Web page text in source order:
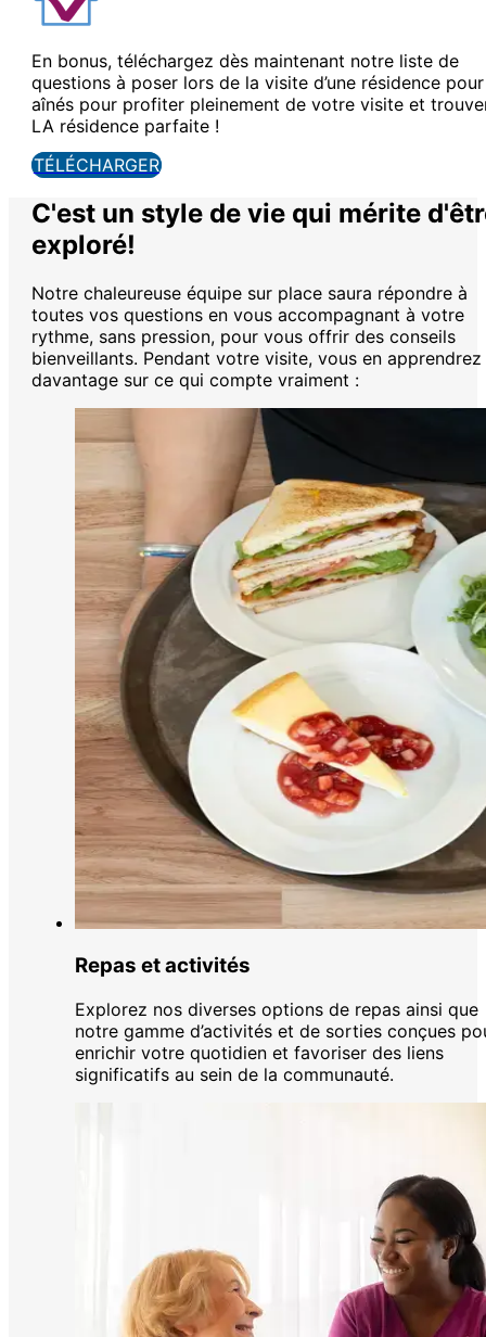
à 16
h
Le
En bonus, téléchargez dès maintenant notre liste de
questions à poser lors de la visite d’une résidence pour
aînés pour profiter pleinement de votre visite et
LA résidence parfaite !
TÉLÉCHARGER
C'est un style de vie qui mérite
exploré!
Notre chaleureuse équipe sur place saura répondre à
toutes vos questions en vous accompagnant à votre
rythme, sans pression, pour vous offrir des conseils
bienveillants. Pendant votre visite, vous en apprendrez
davantage sur ce qui compte vraiment :
Repas et activités
Explorez nos diverses options de repas ainsi que
notre gamme d’activités et de sorties conçues
enrichir votre quotidien et favoriser des liens
significatifs au sein de la communauté.